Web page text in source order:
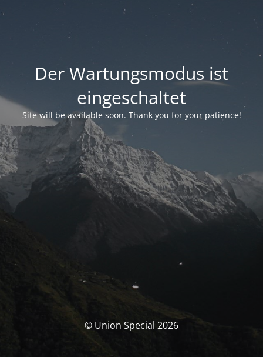
Der Wartungsmodus ist
eingeschaltet
Site will be available soon. Thank you for your patience!
© Union Special 2026